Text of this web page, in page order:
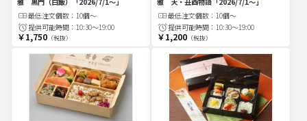
最低注文個数： 10個～
提供可能時間： 10:30～19:00
￥1,750（税抜）
最低注文個数： 10個～
提供可能時間： 10:30～19:00
￥1,200（税抜）